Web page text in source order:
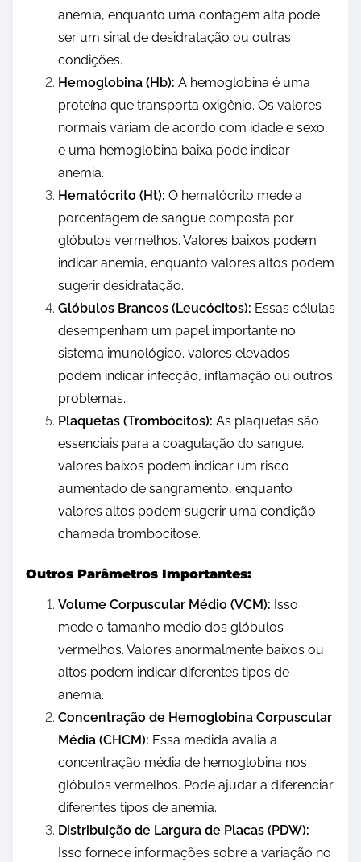
anemia, enquanto uma contagem alta pode
ser um sinal de desidratação ou outras
condições.
Hemoglobina (Hb): A hemoglobina é uma
proteína que transporta oxigênio. Os valores
normais variam de acordo com idade e sexo,
e uma hemoglobina baixa pode indicar
anemia.
Hematócrito (Ht): O hematócrito mede a
porcentagem de sangue composta por
glóbulos vermelhos. Valores baixos podem
indicar anemia, enquanto valores altos podem
sugerir desidratação.
Glóbulos Brancos (Leucócitos): Essas células
desempenham um papel importante no
sistema imunológico. valores elevados
podem indicar infecção, inflamação ou outros
problemas.
Plaquetas (Trombócitos): As plaquetas são
essenciais para a coagulação do sangue.
valores baixos podem indicar um risco
aumentado de sangramento, enquanto
valores altos podem sugerir uma condição
chamada trombocitose.
Outros Parâmetros Importantes:
Volume Corpuscular Médio (VCM): Isso
mede o tamanho médio dos glóbulos
vermelhos. Valores anormalmente baixos ou
altos podem indicar diferentes tipos de
anemia.
Concentração de Hemoglobina Corpuscular
Média (CHCM): Essa medida avalia a
concentração média de hemoglobina nos
glóbulos vermelhos. Pode ajudar a diferenciar
diferentes tipos de anemia.
Distribuição de Largura de Placas (PDW):
Isso fornece informações sobre a variação no